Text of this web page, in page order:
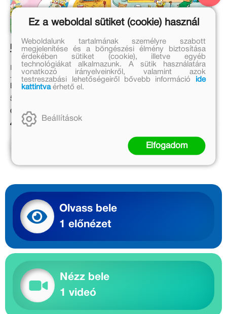
Balfogások, nyafogások
Tesz-Vesz városban
Richard Scarry
Eredeti ár:
5 499 Ft
Online ár:
4 509 Ft
Tesz-Vesz város
Richard Scarry
Kosárba
Olvass bele
1 előnézet
Nézz bele
1 videó
Ez a weboldal sütiket (cookie) használ
Weboldalunk tartalmának személyre szabott
megjelenítése és a böngészési élmény biztosítása
érdekében sütiket (cookie), illetve egyéb
technológiákat alkalmazunk. A sütik használatára
vonatkozó irányelveinkről, valamint azok
testreszabási lehetőségeiről bővebb információ
ide
kattintvaérhető el.
Beállítások
Elfogadom